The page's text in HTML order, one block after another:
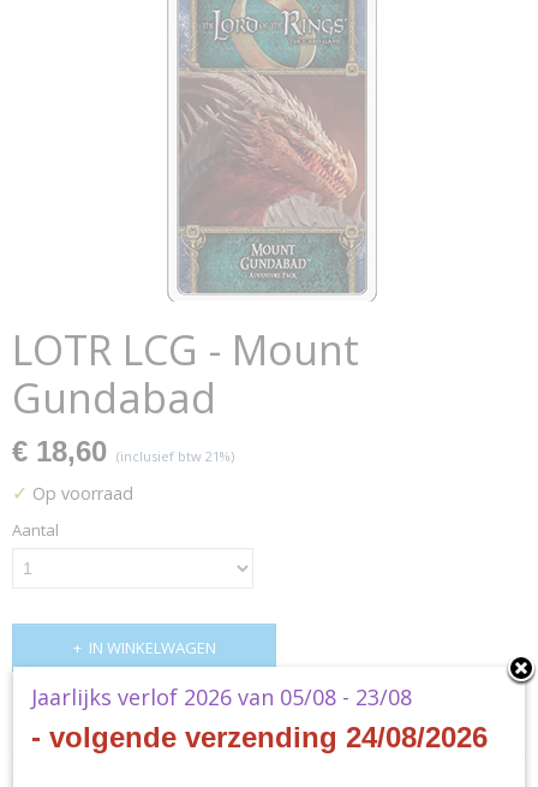
LOTR LCG - Mount
Gundabad
€ 18,60 (inclusief btw 21%)
✓ Op voorraad
Aantal
IN WINKELWAGEN
Specificaties
Jaarlijks verlof 2026 van 05/08 - 23/08
- volgende verzending 24/08/2026